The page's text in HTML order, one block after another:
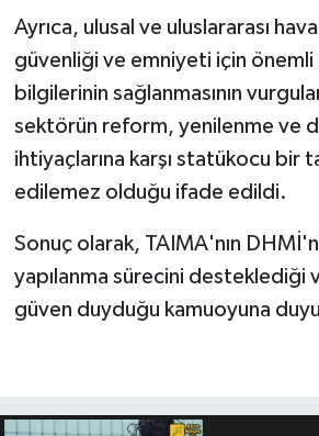
Ayrıca, ulusal ve uluslararası
güvenliği ve emniyeti için önemli
bilgilerinin sağlanmasının
sektörün reform, yenilenme ve
ihtiyaçlarına karşı statükocu bir
edilemez olduğu ifade edildi.
Sonuç olarak, TAIMA'nın
yapılanma sürecini desteklediği
güven duyduğu kamuoyuna